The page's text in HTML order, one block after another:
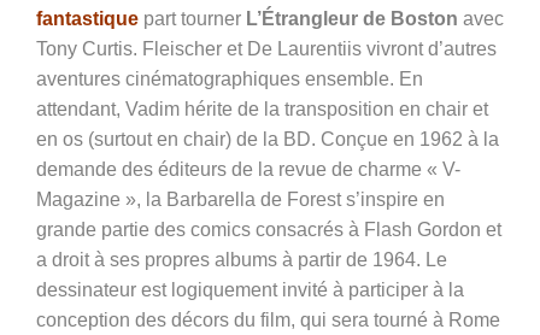
fantastique part tourner L’Étrangleur de Boston avec
Tony Curtis. Fleischer et De Laurentiis vivront d’autres
aventures cinématographiques ensemble. En
attendant, Vadim hérite de la transposition en chair et
en os (surtout en chair) de la BD. Conçue en 1962 à la
demande des éditeurs de la revue de charme « V-
Magazine », la Barbarella de Forest s’inspire en
grande partie des comics consacrés à Flash Gordon et
a droit à ses propres albums à partir de 1964. Le
dessinateur est logiquement invité à participer à la
conception des décors du film, qui sera tourné à Rome